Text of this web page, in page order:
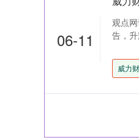
06-11
观点
告，
威力财